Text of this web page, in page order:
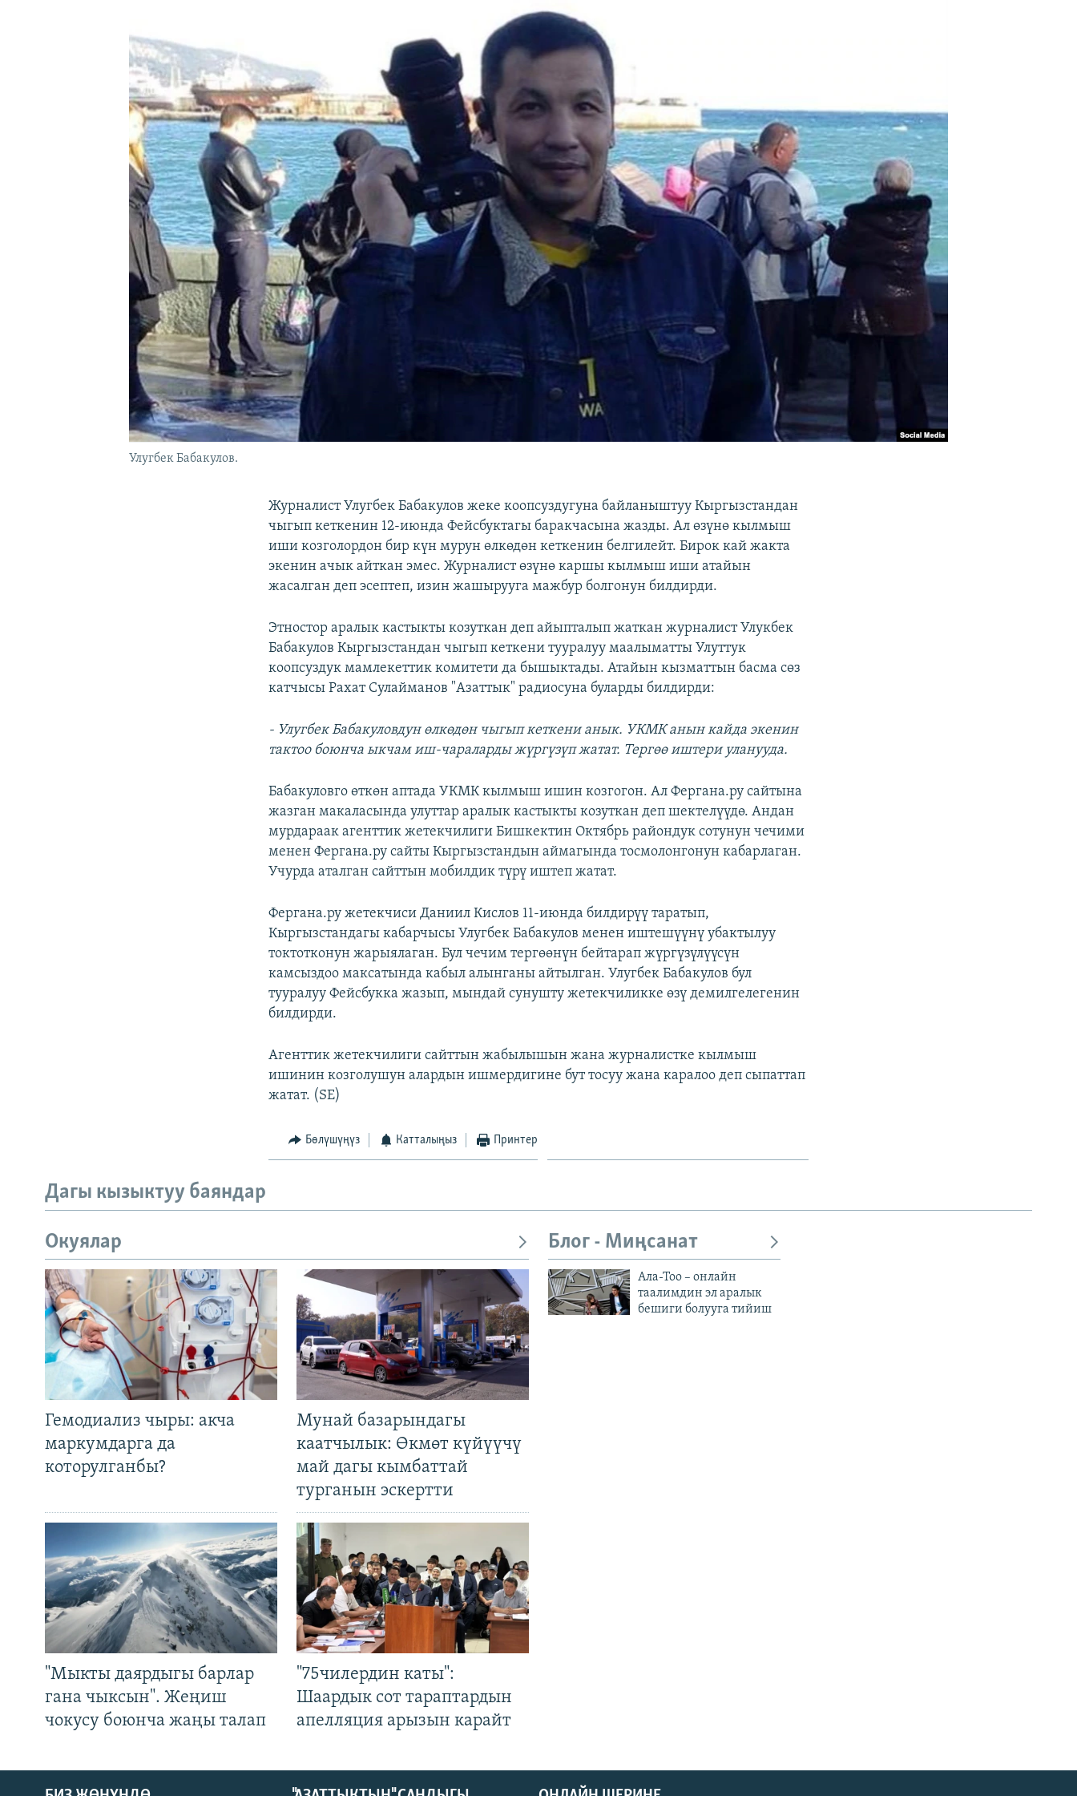
Улугбек Бабакулов.
Журналист Улугбек Бабакулов жеке коопсуздугуна байланыштуу Кыргызстандан
чыгып кеткенин 12-июнда Фейсбуктагы баракчасына жазды. Ал өзүнө кылмыш
иши козголордон бир күн мурун өлкөдөн кеткенин белгилейт. Бирок кай жакта
экенин ачык айткан эмес. Журналист өзүнө каршы кылмыш иши атайын
жасалган деп эсептеп, изин жашырууга мажбур болгонун билдирди.
Этностор аралык кастыкты козуткан деп айыпталып жаткан журналист Улукбек
Бабакулов Кыргызстандан чыгып кеткени тууралуу маалыматты Улуттук
коопсуздук мамлекеттик комитети да бышыктады. Атайын кызматтын басма сөз
катчысы Рахат Сулайманов "Азаттык" радиосуна буларды билдирди:
- Улугбек Бабакуловдун өлкөдөн чыгып кеткени анык. УКМК анын кайда экенин
тактоо боюнча ыкчам иш-чараларды жүргүзүп жатат. Тергөө иштери уланууда.
Бабакуловго өткөн аптада УКМК кылмыш ишин козгогон. Ал Фергана.ру сайтына
жазган макаласында улуттар аралык кастыкты козуткан деп шектелүүдө. Андан
мурдараак агенттик жетекчилиги Бишкектин Октябрь райондук сотунун чечими
менен Фергана.ру сайты Кыргызстандын аймагында тосмолонгонун кабарлаган.
Учурда аталган сайттын мобилдик түрү иштеп жатат.
Фергана.ру жетекчиси Даниил Кислов 11-июнда билдирүү таратып,
Кыргызстандагы кабарчысы Улугбек Бабакулов менен иштешүүнү убактылуу
токтотконун жарыялаган. Бул чечим тергөөнүн бейтарап жүргүзүлүүсүн
камсыздоо максатында кабыл алынганы айтылган. Улугбек Бабакулов бул
тууралуу Фейсбукка жазып, мындай сунушту жетекчиликке өзү демилгелегенин
билдирди.
Агенттик жетекчилиги сайттын жабылышын жана журналистке кылмыш
ишинин козголушун алардын ишмердигине бут тосуу жана каралоо деп сыпаттап
жатат. (SE)
Бөлүшүңүз Катталыңыз Принтер
Дагы кызыктуу баяндар
Окуялар
Гемодиализ чыры: акча
маркумдарга да
которулганбы?
Мунай базарындагы
каатчылык: Өкмөт күйүүчү
май дагы кымбаттай
турганын эскертти
"Мыкты даярдыгы барлар
гана чыксын". Жеңиш
чокусу боюнча жаңы талап
"75чилердин каты":
Шаардык сот тараптардын
апелляция арызын карайт
Блог - Миңсанат
Ала-Тоо – онлайн
таалимдин эл аралык
бешиги болууга тийиш